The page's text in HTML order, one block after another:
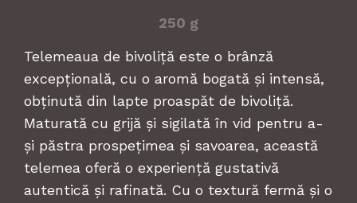
250 g
Telemeaua de bivoliță este o brânză
excepțională, cu o aromă bogată și intensă,
obținută din lapte proaspăt de bivoliță.
Maturată cu grijă și sigilată în vid pentru a-
și păstra prospețimea și savoarea, această
telemea oferă o experiență gustativă
autentică și rafinată. Cu o textură fermă și o